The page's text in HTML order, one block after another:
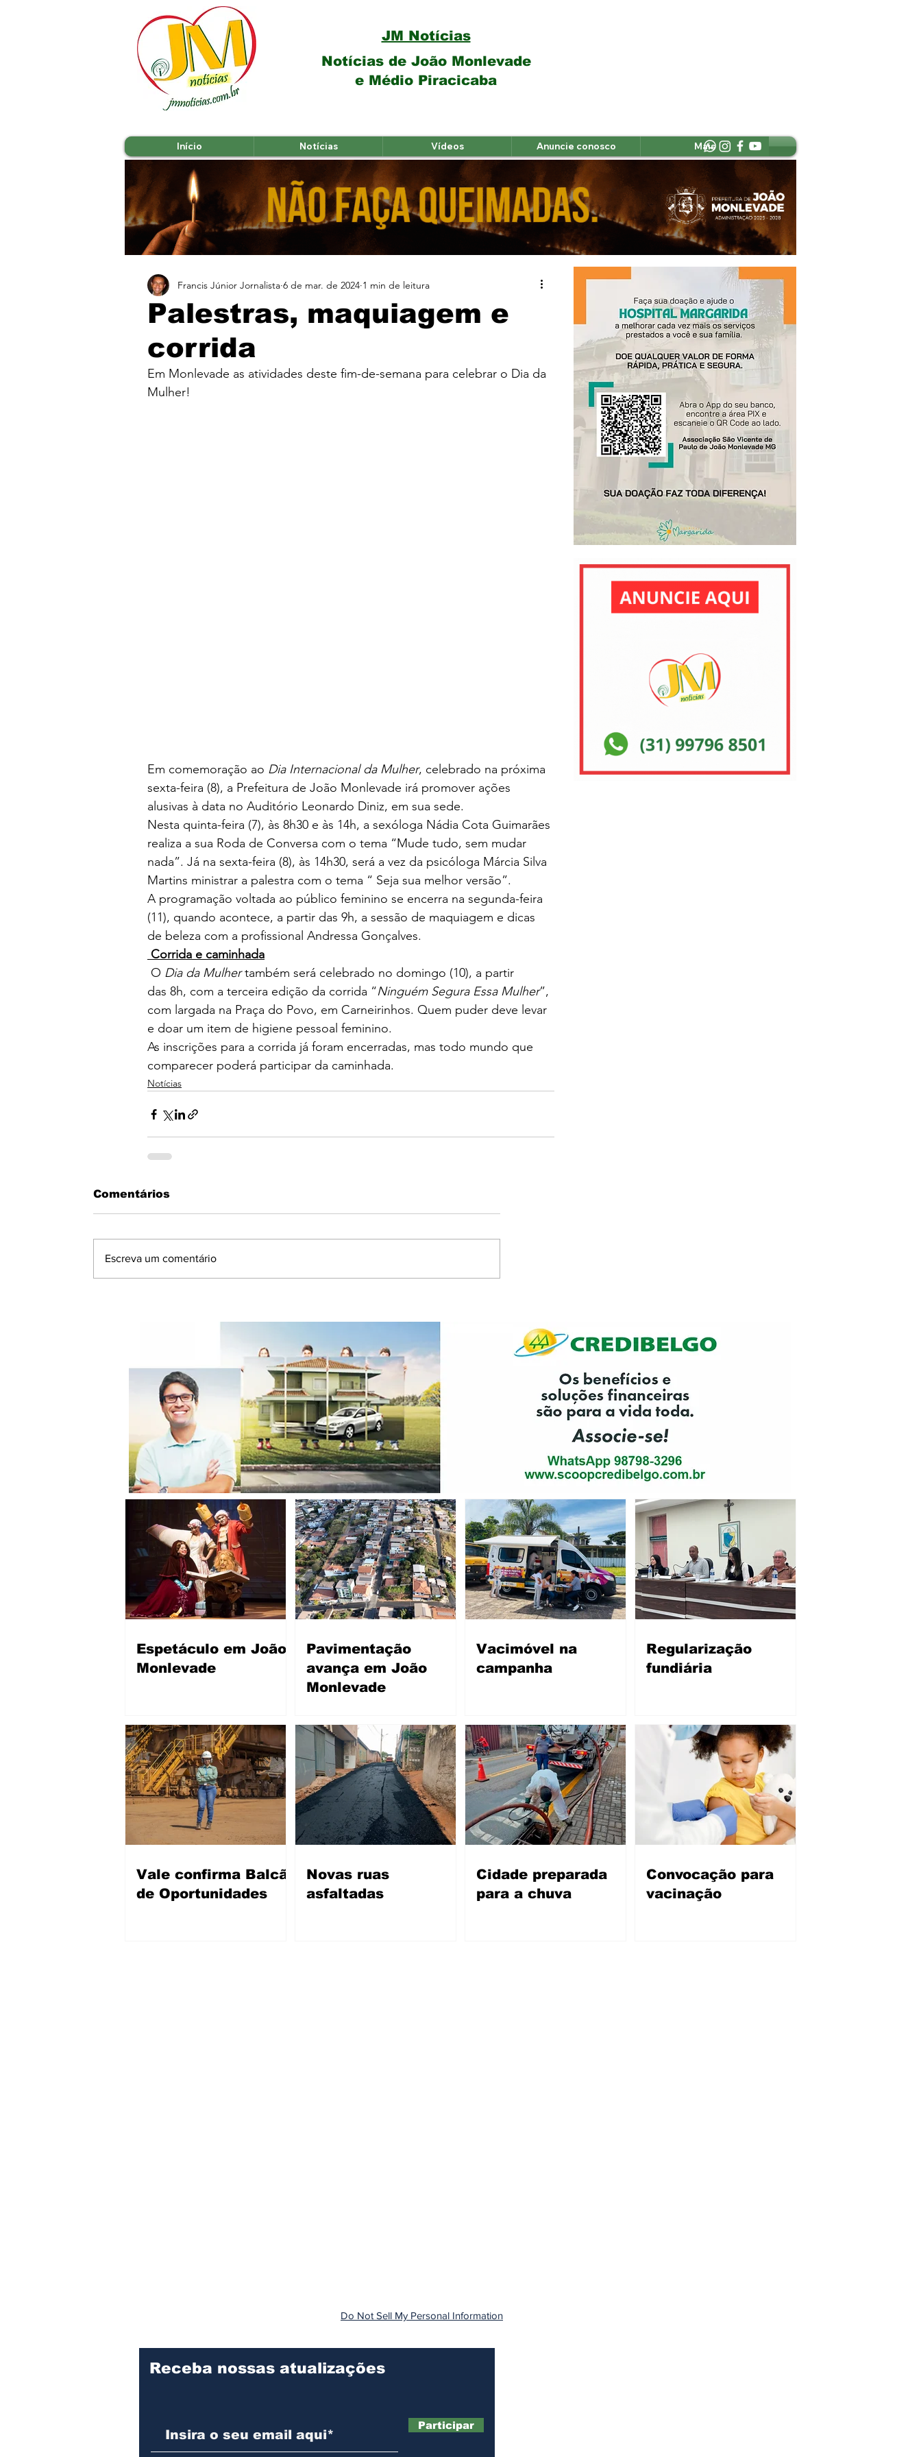
Notícias de João Monlevade
e Médio Piracicaba
JM Notícias
Início Notícias Vídeos Anuncie conosco Mais
Palestras, maquiagem e
corrida
Francis Júnior Jornalista 6 de mar. de 2024 1 min de leitura
Em Monlevade as atividades deste fim-de-semana para celebrar o Dia da
Mulher!
Em comemoração ao Dia Internacional da Mulher, celebrado na próxima
sexta-feira (8), a Prefeitura de João Monlevade irá promover ações
alusivas à data no Auditório Leonardo Diniz, em sua sede.
Nesta quinta-feira (7), às 8h30 e às 14h, a sexóloga Nádia Cota Guimarães
realiza a sua Roda de Conversa com o tema “Mude tudo, sem mudar
nada”. Já na sexta-feira (8), às 14h30, será a vez da psicóloga Márcia Silva
Martins ministrar a palestra com o tema “ Seja sua melhor versão”.
A programação voltada ao público feminino se encerra na segunda-feira
(11), quando acontece, a partir das 9h, a sessão de maquiagem e dicas
de beleza com a profissional Andressa Gonçalves.
Corrida e caminhada
O Dia da Mulher também será celebrado no domingo (10), a partir
das 8h, com a terceira edição da corrida “Ninguém Segura Essa Mulher”,
com largada na Praça do Povo, em Carneirinhos. Quem puder deve levar
e doar um item de higiene pessoal feminino.
As inscrições para a corrida já foram encerradas, mas todo mundo que
comparecer poderá participar da caminhada.
Notícias
Comentários
Escreva um comentário
Espetáculo em João
Monlevade
Pavimentação
avança em João
Monlevade
Vacimóvel na
campanha
Regularização
fundiária
Vale confirma Balcão
de Oportunidades
Novas ruas
asfaltadas
Cidade preparada
para a chuva
Convocação para
vacinação
Do Not Sell My Personal Information
Receba nossas atualizações
Participar